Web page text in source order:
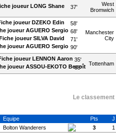
LONG Shane 37'
West
Bromwich
DZEKO Edin
58'
AGUERO Sergio 68'
SILVA David
71'
AGUERO Sergio 90'
Manchester
City
LENNON Aaron 35'
ASSOU-EKOTO Benoît
63'
Tottenham
Le classement
Equipe Pts
J
Bolton Wanderers 3
1